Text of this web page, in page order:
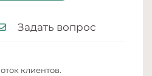
Задать вопрос
клиентов.